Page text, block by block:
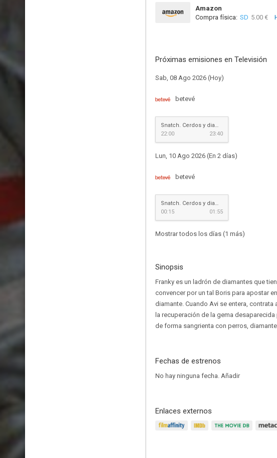
Amazon
Compra física: SD 5.00 €
Próximas emisiones en Televisión
Sab, 08 Ago 2026 (Hoy)
betevé
Snatch. Cerdos y diamantes
22:00
23:40
Lun, 10 Ago 2026 (En 2 días)
betevé
Snatch. Cerdos y diamantes
00:15
01:55
Mostrar todos los días (1 más)
Sinopsis
Franky es un ladrón de diamantes que
convencer por un tal Boris para apostar
diamante. Cuando Avi se entera, contrata
la recuperación de la gema
de forma sangrienta con perros,
Fechas de estrenos
No hay ninguna fecha. Añadir
Enlaces externos